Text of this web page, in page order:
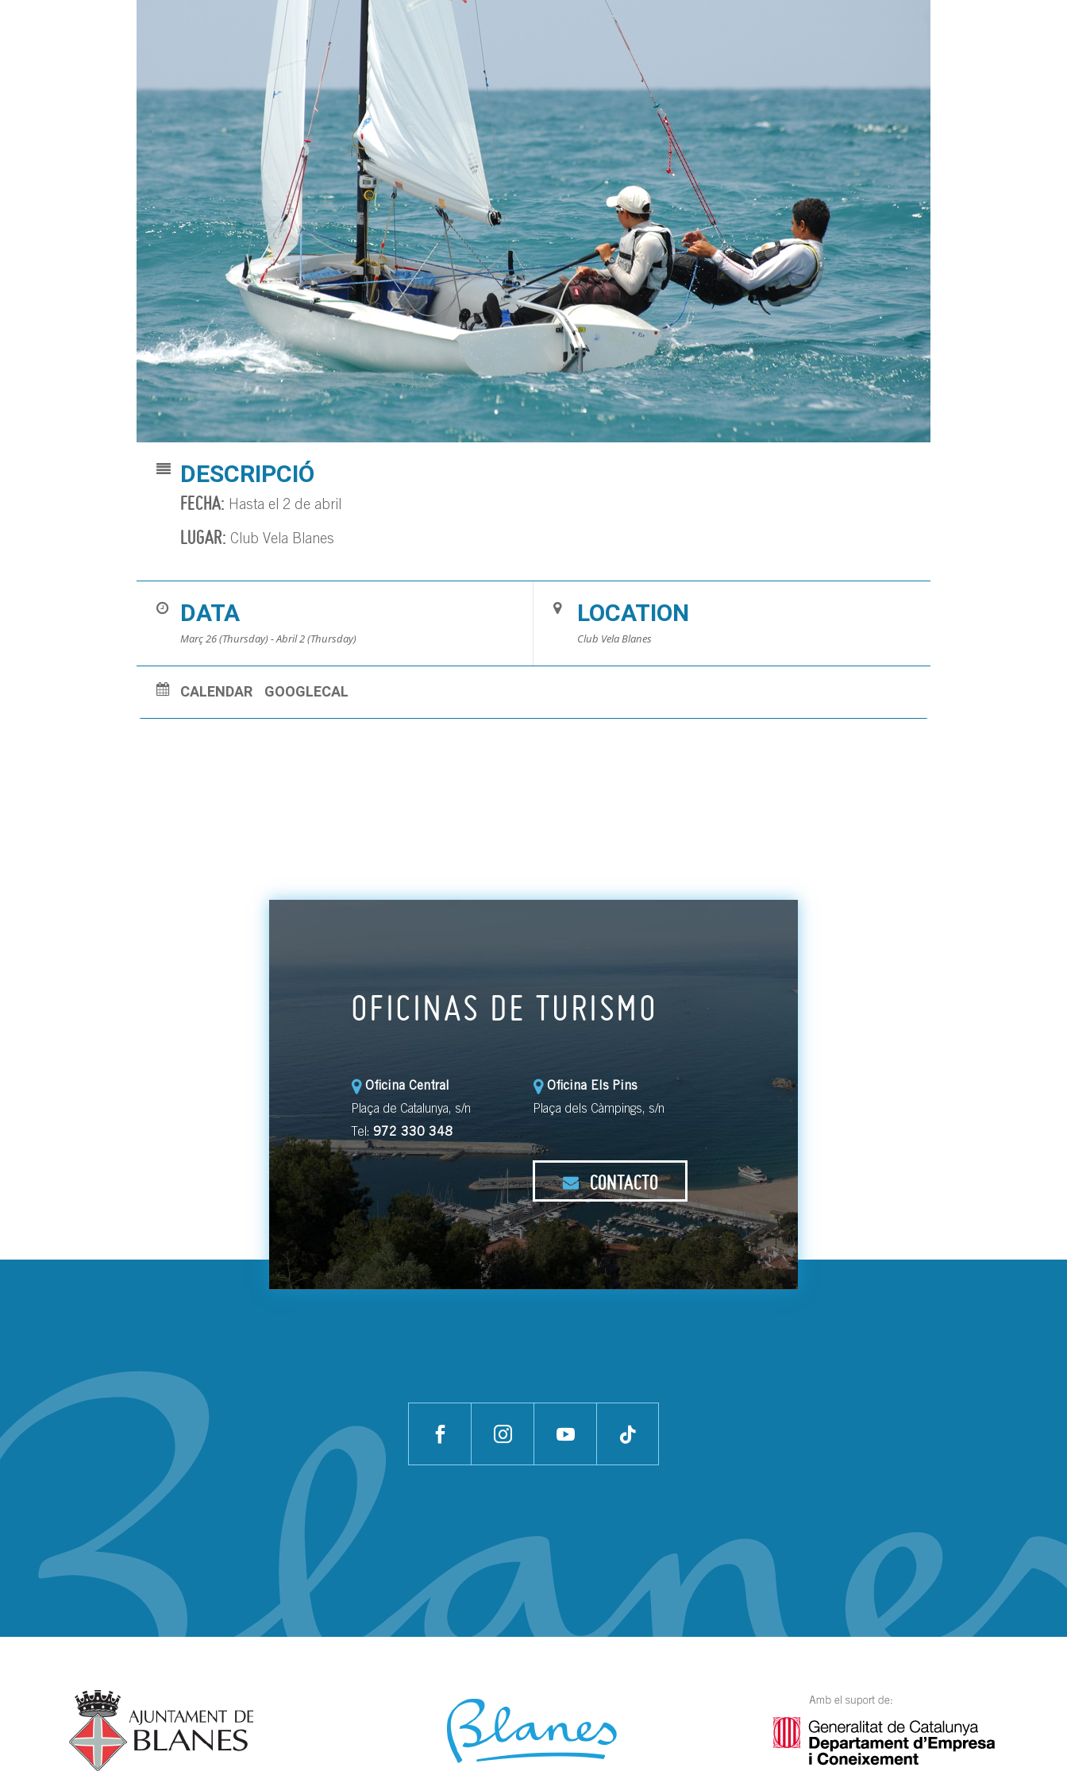
DESCRIPCIÓ
FECHA: Hasta el 2 de abril
LUGAR: Club Vela Blanes
DATA
Març 26 (Thursday) - Abril 2 (Thursday)
LOCATION
Club Vela Blanes
CALENDAR GOOGLECAL
OFICINAS DE TURISMO
Oficina Central
Plaça de Catalunya, s/n
Tel: 972 330 348
Oficina Els Pins
Plaça dels Càmpings, s/n
CONTACTO